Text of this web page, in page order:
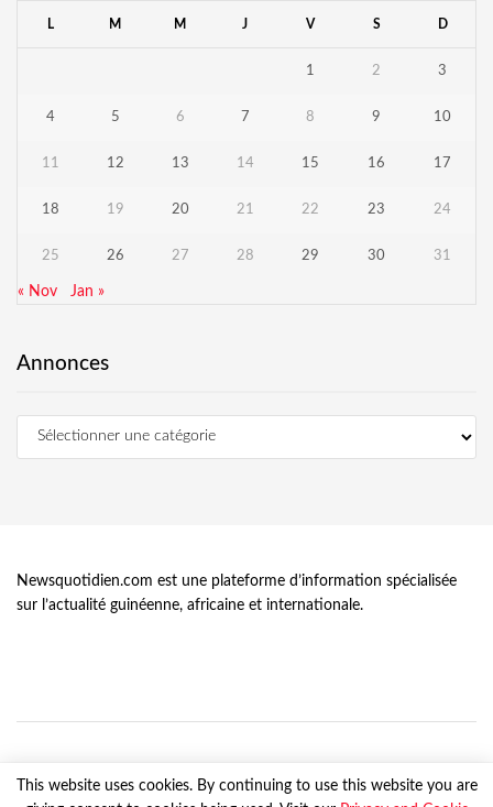
L M M J V S D
1 2 3
4 5 6 7 8 9 10
11 12 13 14 15 16 17
18 19 20 21 22 23 24
25 26 27 28 29 30 31
« Nov Jan »
Annonces
Newsquotidien.com est une plateforme d’information spécialisée
sur l’actualité guinéenne, africaine et internationale.
This website uses cookies. By continuing to use this website you are